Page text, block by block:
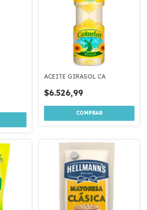
ACEITE GIRASOL CA
$6.526,99